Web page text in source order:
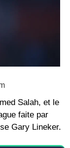
Salah, et le
faite par
Gary Lineker.